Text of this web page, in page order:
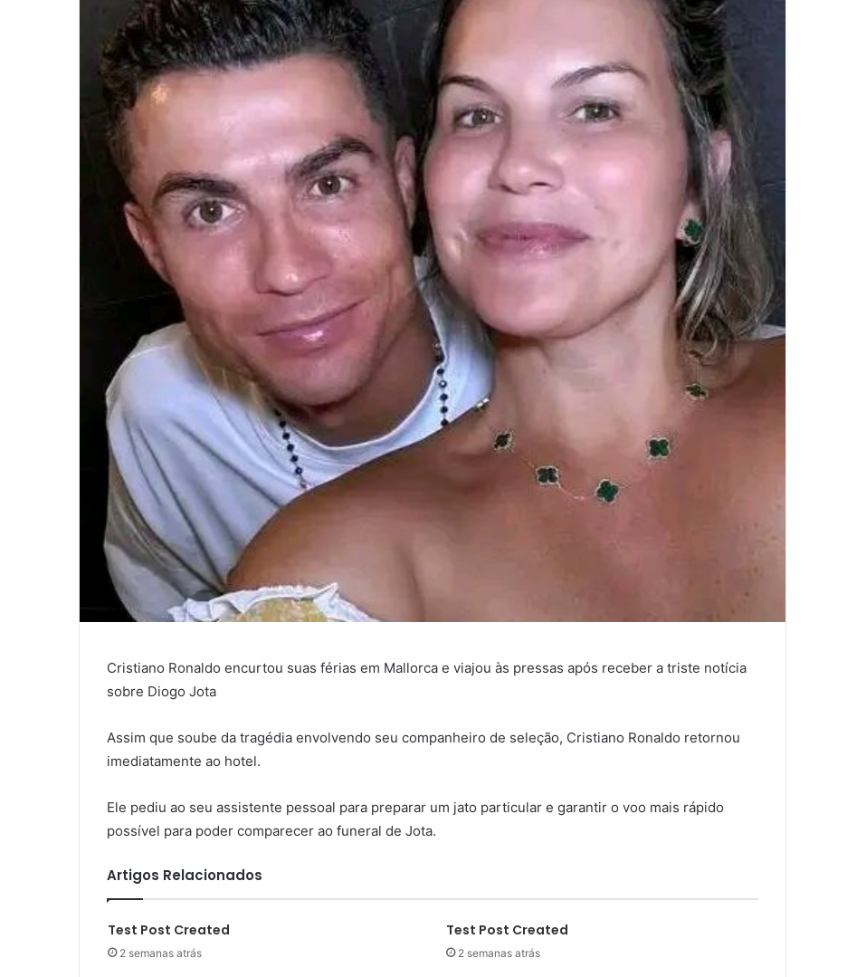
Cristiano Ronaldo encurtou suas férias em Mallorca e viajou às pressas após receber a triste notícia
sobre Diogo Jota
Assim que soube da tragédia envolvendo seu companheiro de seleção, Cristiano Ronaldo retornou
imediatamente ao hotel.
Ele pediu ao seu assistente pessoal para preparar um jato particular e garantir o voo mais rápido
possível para poder comparecer ao funeral de Jota.
Artigos Relacionados
Test Post Created
2 semanas atrás
Test Post Created
2 semanas atrás